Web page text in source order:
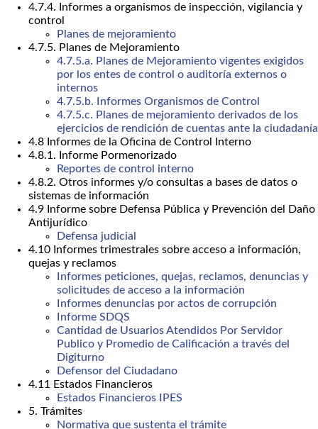
4.7.4. Informes a organismos de inspección, vigilancia y
control
Planes de mejoramiento
4.7.5. Planes de Mejoramiento
4.7.5.a. Planes de Mejoramiento vigentes exigidos
por los entes de control o auditoría externos o
internos
4.7.5.b. Informes Organismos de Control
4.7.5.c. Planes de mejoramiento derivados de los
ejercicios de rendición de cuentas ante la ciudadanía
4.8 Informes de la Oficina de Control Interno
4.8.1. Informe Pormenorizado
Reportes de control interno
4.8.2. Otros informes y/o consultas a bases de datos o
sistemas de información
4.9 Informe sobre Defensa Pública y Prevención del Daño
Antijurídico
Defensa judicial
4.10 Informes trimestrales sobre acceso a información,
quejas y reclamos
Informes peticiones, quejas, reclamos, denuncias y
solicitudes de acceso a la información
Informes denuncias por actos de corrupción
Informe SDQS
Cantidad de Usuarios Atendidos Por Servidor
Publico y Promedio de Calificación a través del
Digiturno
Defensor del Ciudadano
4.11 Estados Financieros
Estados Financieros IPES
5. Trámites
Normativa que sustenta el trámite